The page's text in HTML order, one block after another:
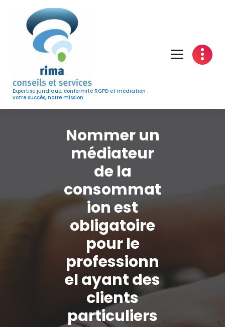
content
Expertise juridique, conformité RGPD et médiation :
votre succès, notre mission.
Nommer un
médiateur
de la
consommat
ion est
obligatoire
pour le
professionn
el ayant des
clients
particuliers